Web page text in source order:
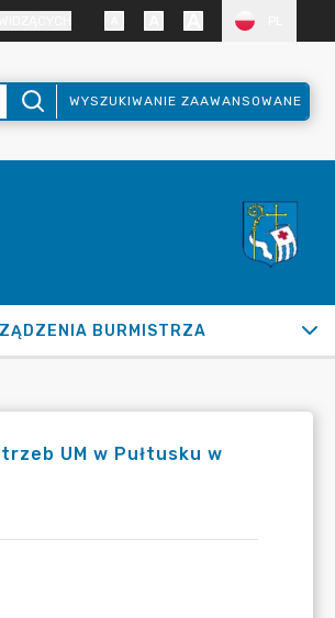
WYSZUKIWANIE ZAAWANSOWANE
BURMISTRZA
UM w Pułtusku w